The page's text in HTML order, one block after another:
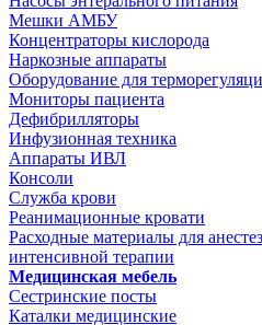
Мешки АМБУ
Концентраторы кислорода
Наркозные аппараты
Оборудование для
Мониторы пациента
Дефибрилляторы
Инфузионная техника
Аппараты ИВЛ
Консоли
Служба крови
Реанимационные кровати
Расходные материалы для
интенсивной терапии
Медицинская мебель
Сестринские посты
Каталки медицинские